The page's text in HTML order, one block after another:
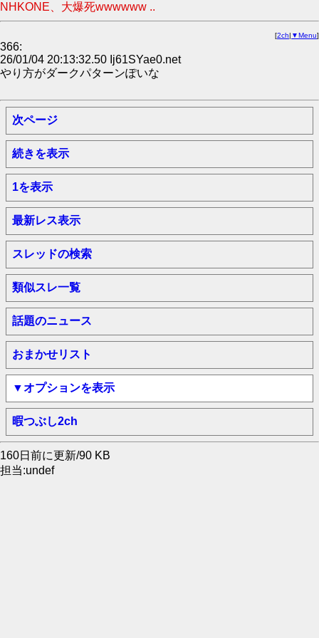
NHKONE、大爆死wwwwww ..
[2ch| ▼Menu]
366:
26/01/04 20:13:32.50 Ij61SYae0.net
やり方がダークパターンぽいな
次ページ
続きを表示
1を表示
最新レス表示
スレッドの検索
類似スレ一覧
話題のニュース
おまかせリスト
▼オプションを表示
暇つぶし2ch
160日前に更新/90 KB
担当:undef